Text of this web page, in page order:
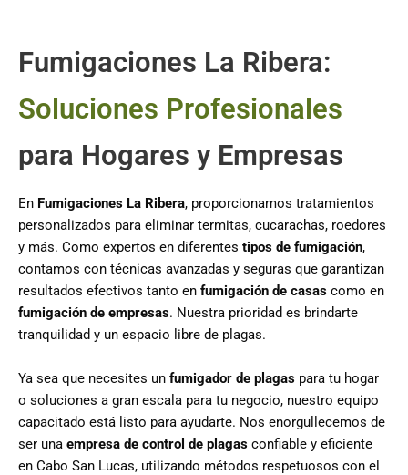
Fumigaciones La Ribera:
Soluciones Profesionales
para Hogares y Empresas
En Fumigaciones La Ribera, proporcionamos tratamientos
personalizados para eliminar termitas, cucarachas, roedores
y más. Como expertos en diferentes tipos de fumigación,
contamos con técnicas avanzadas y seguras que garantizan
resultados efectivos tanto en fumigación de casas como en
fumigación de empresas. Nuestra prioridad es brindarte
tranquilidad y un espacio libre de plagas.
Ya sea que necesites un fumigador de plagas para tu hogar
o soluciones a gran escala para tu negocio, nuestro equipo
capacitado está listo para ayudarte. Nos enorgullecemos de
ser una empresa de control de plagas confiable y eficiente
en Cabo San Lucas, utilizando métodos respetuosos con el